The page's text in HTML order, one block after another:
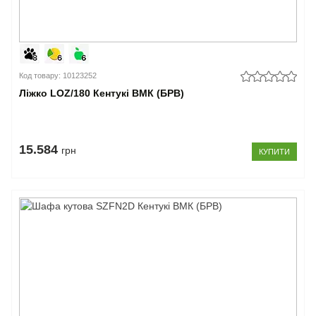
Код товару: 10123252
Ліжко LOZ/180 Кентукі ВМК (БРВ)
15.584 грн КУПИТИ